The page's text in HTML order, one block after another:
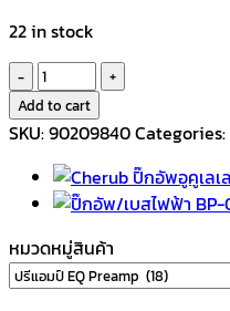
22 in stock
ปิ๊
กอัพ
กีตาร์
SUB-
1
Pickup
Guitar
quantity
Add to cart
SKU:90209840Categories:
หมวดหมู่สินค้า